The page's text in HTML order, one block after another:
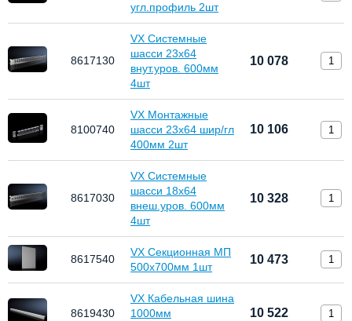
угл.профиль 2шт
8617130
VX Системные
шасси 23х64
внут.уров. 600мм
4шт
10 078
8100740
VX Монтажные
шасси 23х64 шир/гл
400мм 2шт
10 106
8617030
VX Системные
шасси 18х64
внеш.уров. 600мм
4шт
10 328
8617540
VX Секционная МП
500x700мм 1шт
10 473
8619430
VX Кабельная шина
1000мм
10 522